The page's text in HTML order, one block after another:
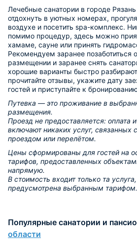
Лечебные санатории в городе
отдохнуть в уютных номерах,
воздухе и посетить spa-комплекс.
помимо процедур, здесь можно
хамаме, сауне или принять
Рекомендуем заранее позаботиться
размещении и заранее снять
хорошие варианты быстро
прочитайте отзывы, укажите дату
гостей и приступайте к
Путевка — это проживание в
размещения.
Проезд не предоставляется: оплата
включают никаких услуг, связанных
проездом или перелётом.
Цены сформированы для гостей на
тарифов, предоставленных
напрямую.
В стоимость входит только та
предусмотрена выбранным тарифом.
Популярные санатории и
области